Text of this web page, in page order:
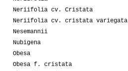
Neriifolia cv. Cristata
Neriifolia cv. cristata variegata
Nesemannii
Nubigena
Obesa
Obesa f. cristata